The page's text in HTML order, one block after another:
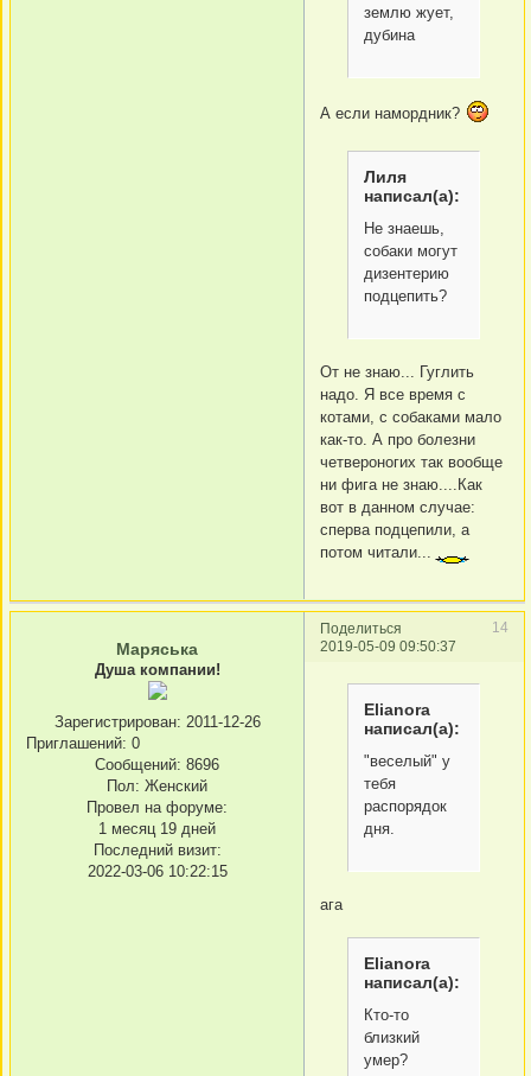
землю жует,
дубина
А если намордник?
Лиля
написал(а):
Не знаешь,
собаки могут
дизентерию
подцепить?
От не знаю... Гуглить
надо. Я все время с
котами, с собаками мало
как-то. А про болезни
четвероногих так вообще
ни фига не знаю....Как
вот в данном случае:
сперва подцепили, а
потом читали...
Поделиться
14
2019-05-09 09:50:37
Маряська
Душа компании!
Зарегистрирован: 2011-12-26
Приглашений: 0
Сообщений: 8696
Пол: Женский
Провел на форуме:
1 месяц 19 дней
Последний визит:
2022-03-06 10:22:15
Elianora
написал(а):
"веселый" у
тебя
распорядок
дня.
ага
Elianora
написал(а):
Кто-то
близкий
умер?